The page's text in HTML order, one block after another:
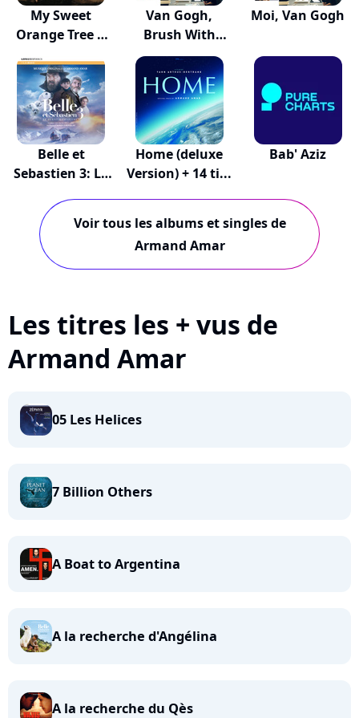
My Sweet
Orange Tree &
Amazon...
Van Gogh,
Brush With
Genius
Moi, Van Gogh
Belle et
Sebastien 3: Le
Home (deluxe
Version) + 14 ti...
Bab' Aziz
Voir tous les albums et singles de
Armand Amar
Les titres les + vus de
Armand Amar
05 Les Helices
7 Billion Others
A Boat to Argentina
A la recherche d'Angélina
A la recherche du Qès